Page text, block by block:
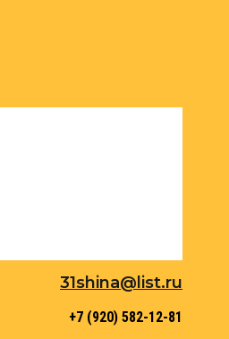
31shina@list.ru
+7 (920) 582-12-81